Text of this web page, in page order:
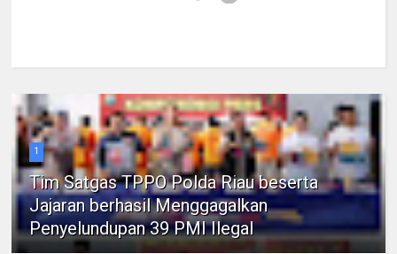
1
Tim Satgas TPPO Polda Riau beserta
Jajaran berhasil Menggagalkan
Penyelundupan 39 PMI Ilegal